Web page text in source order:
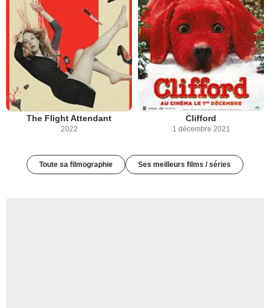
The Flight Attendant
2022
Clifford
1 décembre 2021
Toute sa filmographie Ses meilleurs films / séries